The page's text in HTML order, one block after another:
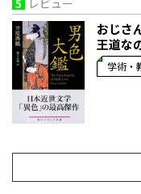
おじさ
王道な
学術・